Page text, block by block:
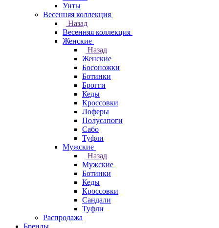
Унты
Весенняя коллекция
Назад
Весенняя коллекция
Женские
Назад
Женские
Босоножки
Ботинки
Брогги
Кеды
Кроссовки
Лоферы
Полусапоги
Сабо
Туфли
Мужские
Назад
Мужские
Ботинки
Кеды
Кроссовки
Сандали
Туфли
Распродажа
Бренды